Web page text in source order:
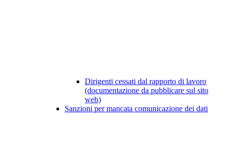
Dirigenti cessati dal rapporto di lavoro
(documentazione da pubblicare sul sito
web)
Sanzioni per mancata comunicazione dei dati